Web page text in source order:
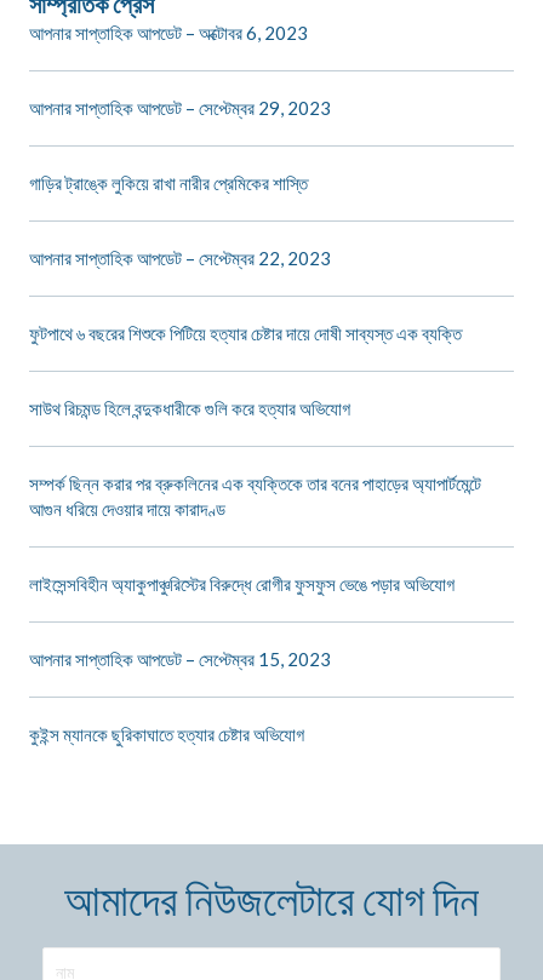
আপনার সাপ্তাহিক আপডেট – অক্টোবর 6, 2023
আপনার সাপ্তাহিক আপডেট – সেপ্টেম্বর 29, 2023
গাড়ির ট্রাঙ্কে লুকিয়ে রাখা নারীর প্রেমিকের শাস্তি
আপনার সাপ্তাহিক আপডেট – সেপ্টেম্বর 22, 2023
ফুটপাথে ৬ বছরের শিশুকে পিটিয়ে হত্যার চেষ্টার দায়ে দোষী সাব্যস্ত এক ব্যক্তি
সাউথ রিচমন্ড হিলে বন্দুকধারীকে গুলি করে হত্যার অভিযোগ
সম্পর্ক ছিন্ন করার পর ব্রুকলিনের এক ব্যক্তিকে তার বনের পাহাড়ের অ্যাপার্টমেন্টে
আগুন ধরিয়ে দেওয়ার দায়ে কারাদণ্ড
লাইসেন্সবিহীন অ্যাকুপাঞ্চুরিস্টের বিরুদ্ধে রোগীর ফুসফুস ভেঙে পড়ার অভিযোগ
আপনার সাপ্তাহিক আপডেট – সেপ্টেম্বর 15, 2023
কুইন্স ম্যানকে ছুরিকাঘাতে হত্যার চেষ্টার অভিযোগ
আমাদের নিউজলেটারে যোগ দিন